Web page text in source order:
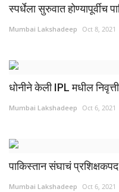
Language
English Marathi
स्पर्धेला सुरुवात होण्यापूर्वीच
Mumbai Lakshadeep Oct 8, 2021
धोनीने केली IPL मधील
Mumbai Lakshadeep Oct 6, 2021
पाकिस्तान संघाचं प्रशिक्षकपद
Mumbai Lakshadeep Oct 6, 2021